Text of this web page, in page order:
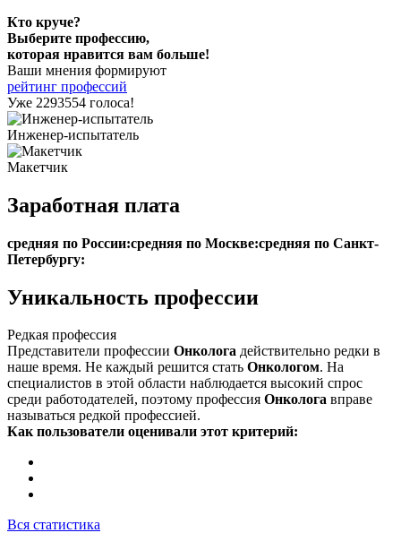
Кто круче?
Выберите профессию,
которая нравится вам больше!
Ваши мнения формируют
рейтинг профессий
Уже 2293554 голоса!
Инженер-испытатель
Макетчик
Заработная плата
средняя по России:средняя по Москве:средняя по Санкт-
Петербургу:
Уникальность профессии
Редкая профессия
Представители профессии Онколога действительно редки в
наше время. Не каждый решится стать Онкологом. На
специалистов в этой области наблюдается высокий спрос
среди работодателей, поэтому профессия Онколога вправе
называться редкой профессией.
Как пользователи оценивали этот критерий:
Вся статистика